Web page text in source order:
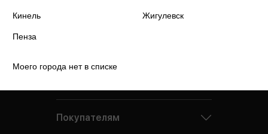
Кинель Жигулевск
Пенза
Моего города нет в списке
Покупателям